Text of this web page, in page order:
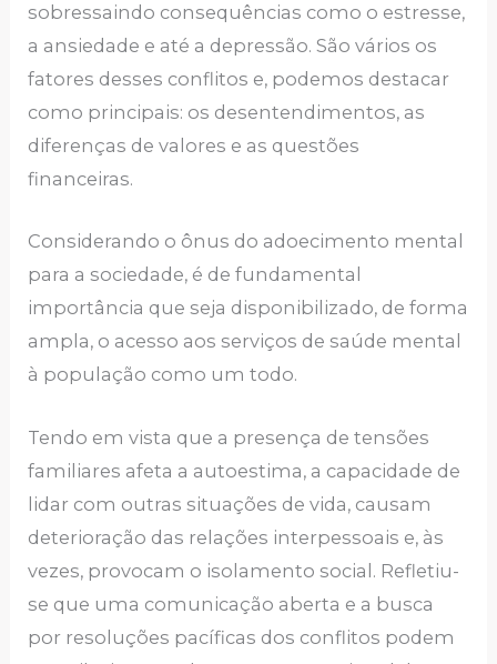
sobressaindo consequências como o estresse,
a ansiedade e até a depressão. São vários os
fatores desses conflitos e, podemos destacar
como principais: os desentendimentos, as
diferenças de valores e as questões
financeiras.
Considerando o ônus do adoecimento mental
para a sociedade, é de fundamental
importância que seja disponibilizado, de forma
ampla, o acesso aos serviços de saúde mental
à população como um todo.
Tendo em vista que a presença de tensões
familiares afeta a autoestima, a capacidade de
lidar com outras situações de vida, causam
deterioração das relações interpessoais e, às
vezes, provocam o isolamento social. Refletiu-
se que uma comunicação aberta e a busca
por resoluções pacíficas dos conflitos podem